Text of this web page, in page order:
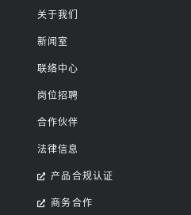
关于我们
新闻室
联络中心
岗位招聘
合作伙伴
法律信息
产品合规认证
商务合作